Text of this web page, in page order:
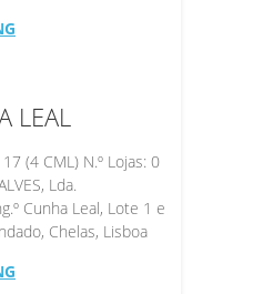
LEAL
(4 CML) N.º Lojas: 0
Lda.
Cunha Leal, Lote 1 e
Chelas, Lisboa